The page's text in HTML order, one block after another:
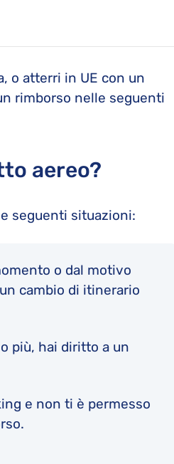
o atterri in UE con un
rimborso nelle seguenti
aereo?
seguenti situazioni:
o dal motivo
cambio di itinerario
più, hai diritto a un
e non ti è permesso